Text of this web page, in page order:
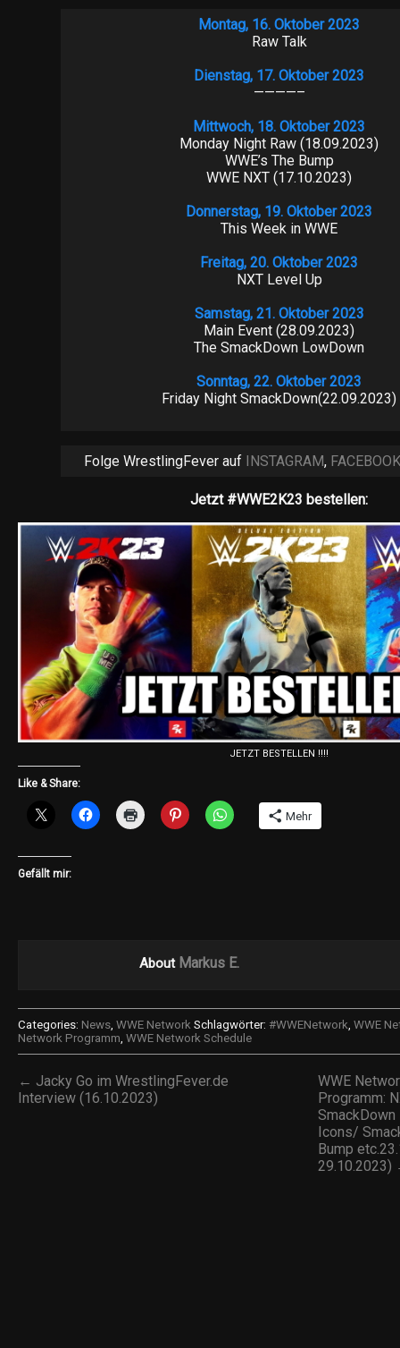
Montag, 16. Oktober 2023
Raw Talk
Dienstag, 17. Oktober 2023
————–
Mittwoch, 18. Oktober 2023
Monday Night Raw (18.09.2023)
WWE’s The Bump
WWE NXT (17.10.2023)
Donnerstag, 19. Oktober 2023
This Week in WWE
Freitag, 20. Oktober 2023
NXT Level Up
Samstag, 21. Oktober 2023
Main Event (28.09.2023)
The SmackDown LowDown
Sonntag, 22. Oktober 2023
Friday Night SmackDown(22.09.2023)
Folge WrestlingFever auf INSTAGRAM, FACEBOOK
Jetzt #WWE2K23 bestellen:
JETZT BESTELLEN !!!!
Like & Share:
Mehr
Gefällt mir:
About Markus E.
Categories: News WWE Network Schlagwörter: #WWENetwork WWE
Network Programm WWE Network Schedule
← Jacky Go im WrestlingFever.de
Interview (16.10.2023)
WWE
Programm:
SmackDown
Icons/
Bump